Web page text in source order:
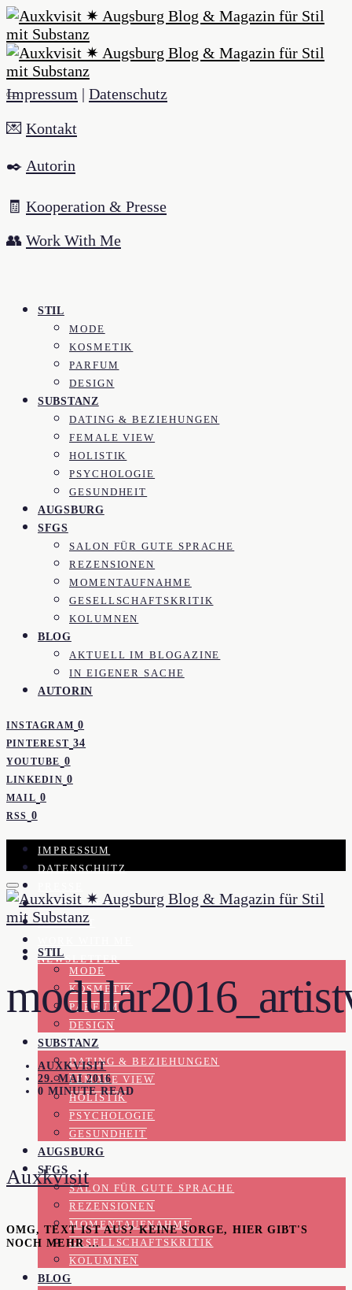
Impressum | Datenschutz
💌 Kontakt
✒️ Autorin
🧾 Kooperation & Presse
👥 Work With Me
STIL
MODE
KOSMETIK
PARFUM
DESIGN
SUBSTANZ
DATING & BEZIEHUNGEN
FEMALE VIEW
HOLISTIK
PSYCHOLOGIE
GESUNDHEIT
AUGSBURG
SFGS
SALON FÜR GUTE SPRACHE
REZENSIONEN
MOMENTAUFNAHME
GESELLSCHAFTSKRITIK
KOLUMNEN
BLOG
AKTUELL IM BLOGAZINE
IN EIGENER SACHE
AUTORIN
INSTAGRAM 0
PINTEREST 34
YOUTUBE 0
LINKEDIN 0
MAIL 0
RSS 0
IMPRESSUM
DATENSCHUTZ
KOOPERATION
KONTAKT
NEWSLETTER
STIL
MODE
KOSMETIK
PARFUM
DESIGN
SUBSTANZ
DATING & BEZIEHUNGEN
FEMALE VIEW
HOLISTIK
PSYCHOLOGIE
GESUNDHEIT
AUGSBURG
SFGS
SALON FÜR GUTE SPRACHE
REZENSIONEN
MOMENTAUFNAHME
GESELLSCHAFTSKRITIK
KOLUMNEN
BLOG
AUXKVISIT
29. MAI 2016
0 MINUTE READ
Auxkvisit
OMG, TEXT IST AUS? KEINE SORGE, HIER GIBT'S
NOCH MEHR …